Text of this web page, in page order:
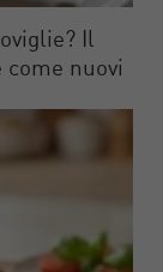
Il
nuovi